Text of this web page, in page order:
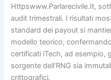
Httpswww.Parlarecivile.It,
audit trimestrali. I risultati
standard dei payout si
modello teorico,
certificati iTech, ad esempio,
sorgente dell’RNG sia
crittografici.